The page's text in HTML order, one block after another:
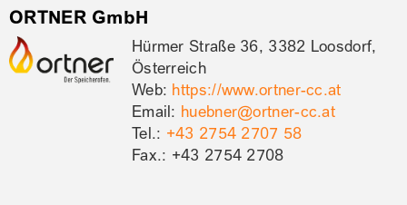
ORTNER GmbH
Hürmer Straße 36, 3382 Loosdorf,
Österreich
Web: https://www.ortner-cc.at
Email: huebner@ortner-cc.at
Tel.: +43 2754 2707 58
Fax.: +43 2754 2708